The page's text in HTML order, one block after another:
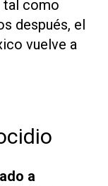
tal como
después, el
vuelve a
a